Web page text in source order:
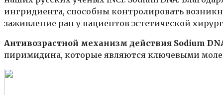
ингридиента, способны контролировать
заживление ран у пациентов эстетической
Антивозрастной механизм действия Sodium
пиримидина, которые являются ключевыми